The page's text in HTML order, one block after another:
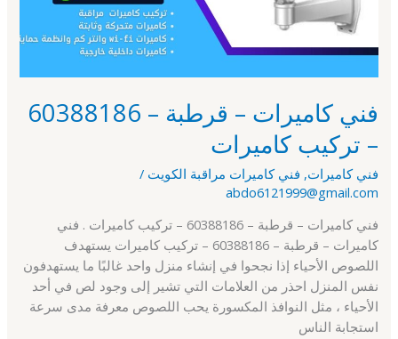
فني كاميرات – قرطبة – 60388186
– تركيب كاميرات
فني كاميرات, فني كاميرات مراقبة الكويت /
abdo6121999@gmail.com
فني كاميرات – قرطبة – 60388186 – تركيب كاميرات . فني
كاميرات – قرطبة – 60388186 – تركيب كاميرات يستهدف
اللصوص الأحياء إذا نجحوا في إنشاء منزل واحد غالبًا ما يستهدفون
نفس المنزل احذر من العلامات التي تشير إلى وجود لص في أحد
الأحياء ، مثل النوافذ المكسورة يحب اللصوص معرفة مدى سرعة
استجابة الناس
تركيب
كاميرات